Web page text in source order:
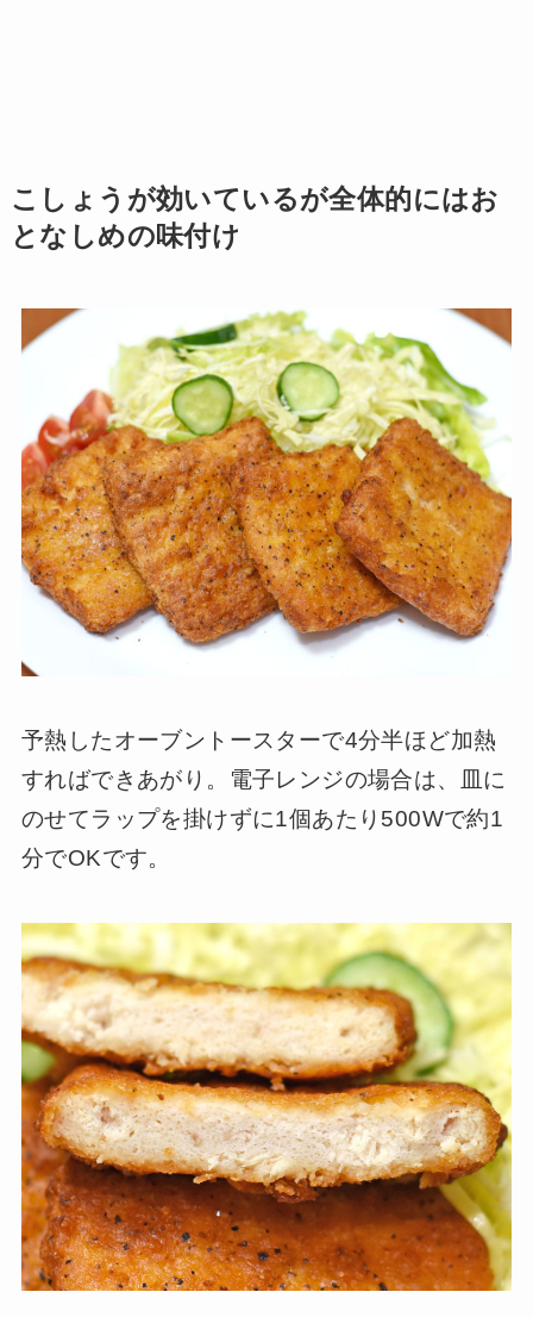
こしょうが効いているが全体的にはお
となしめの味付け
予熱したオーブントースターで4分半ほど加熱
すればできあがり。電子レンジの場合は、皿に
のせてラップを掛けずに1個あたり500Wで約1
分でOKです。